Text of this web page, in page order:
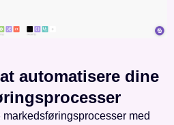
automatisere dine
med